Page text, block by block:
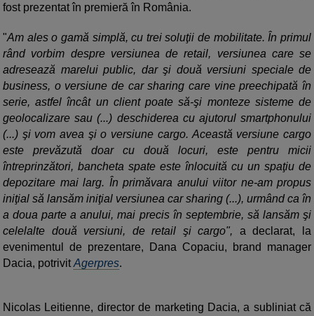
fost prezentat în premieră în România.
"Am ales o gamă simplă, cu trei soluţii de mobilitate. În primul
rând vorbim despre versiunea de retail, versiunea care se
adresează marelui public, dar şi două versiuni speciale de
business, o versiune de car sharing care vine preechipată în
serie, astfel încât un client poate să-şi monteze sisteme de
geolocalizare sau (...) deschiderea cu ajutorul smartphonului
(...) şi vom avea şi o versiune cargo. Această versiune cargo
este prevăzută doar cu două locuri, este pentru micii
întreprinzători, bancheta spate este înlocuită cu un spaţiu de
depozitare mai larg. În primăvara anului viitor ne-am propus
iniţial să lansăm iniţial versiunea car sharing (...), urmând ca în
a doua parte a anului, mai precis în septembrie, să lansăm şi
celelalte două versiuni, de retail şi cargo", a declarat, la
evenimentul de prezentare, Dana Copaciu, brand manager
Dacia, potrivitAgerpres.
Nicolas Leitienne, director de marketing Dacia, a subliniat că